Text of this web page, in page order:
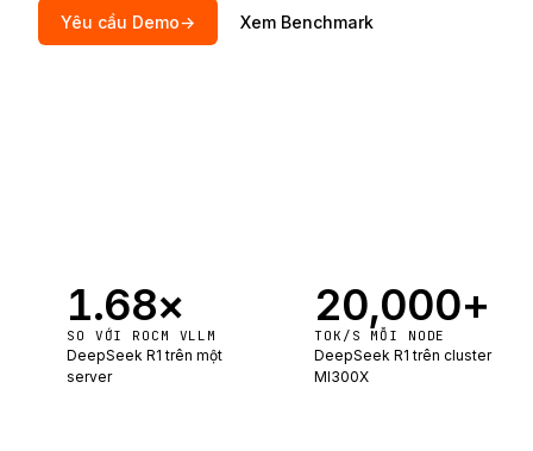
Yêu cầu Demo→ Xem Benchmark
1.68×
SO VỚI ROCM VLLM
DeepSeek R1 trên một
server
20,000+
TOK/S MỖI NODE
DeepSeek R1 trên cluster
MI300X